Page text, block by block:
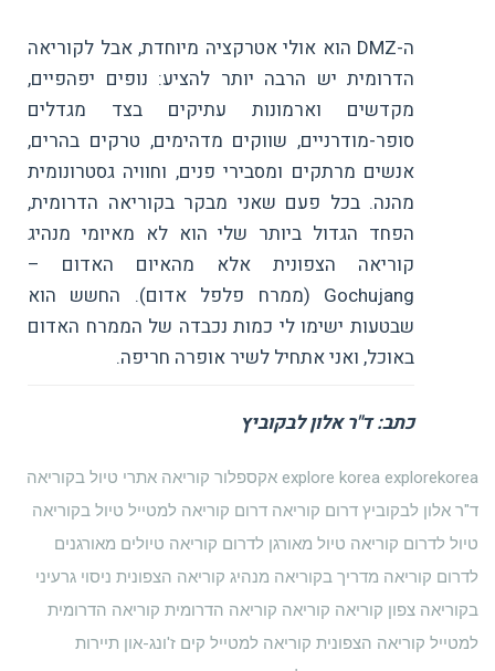
ה-DMZ הוא אולי אטרקציה מיוחדת, אבל לקוריאה
הדרומית יש הרבה יותר להציע: נופים יפהפיים,
מקדשים וארמונות עתיקים בצד מגדלים
סופר-מודרניים, שווקים מדהימים, טרקים בהרים,
אנשים מרתקים ומסבירי פנים, וחוויה גסטרונומית
מהנה. בכל פעם שאני מבקר בקוריאה הדרומית,
הפחד הגדול ביותר שלי הוא לא מאיומי מנהיג
קוריאה הצפונית אלא מהאיום האדום –
Gochujang (ממרח פלפל אדום). החשש הוא
שבטעות ישימו לי כמות נכבדה של הממרח האדום
באוכל, ואני אתחיל לשיר אופרה חריפה.
כתב: ד"ר אלון לבקוביץ
explore korea explorekorea אקספלור קוריאה אתרי טיול בקוריאה
ד"ר אלון לבקוביץ דרום קוריאה דרום קוריאה למטייל טיול בקוריאה
טיול לדרום קוריאה טיול מאורגן לדרום קוריאה טיולים מאורגנים
לדרום קוריאה מדריך בקוריאה מנהיג קוריאה הצפונית ניסוי גרעיני
בקוריאה צפון קוריאה קוריאה קוריאה הדרומית קוריאה הדרומית
למטייל קוריאה הצפונית קוריאה למטייל קים ז'ונג-און תיירות